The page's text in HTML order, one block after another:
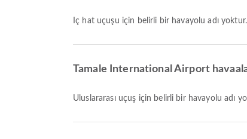
İç hat uçuşu için belirli bir havayolu adı yoktur.
Tamale International Airport
Uluslararası uçuş için belirli bir havayolu adı